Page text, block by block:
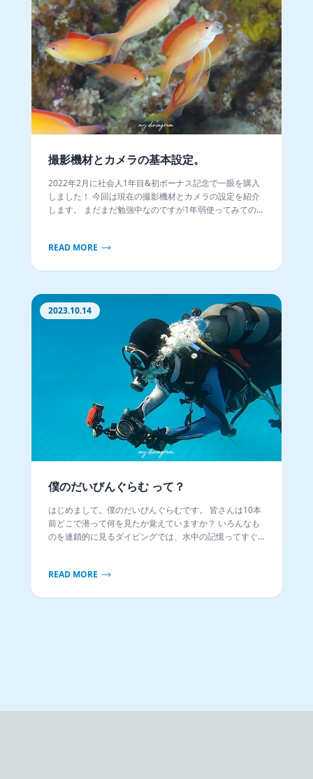
撮影機材とカメラの基本設定。
2022年2月に社会人1年目&初ボーナス記念で一眼を購入
しました！ 今回は現在の撮影機材とカメラの設定を紹介
します。 まだまだ勉強中なのですが1年弱使ってみての感
READ MORE
2023.10.14
僕のだいびんぐらむ って？
はじめまして。僕のだいびんぐらむです。 皆さんは10本
前どこで潜って何を見たか覚えていますか？ いろんなも
のを連鎖的に見るダイビングでは、水中の記憶ってすぐ
て、どこにいけばどれくらいの確率でその魚に出会える
READ MORE